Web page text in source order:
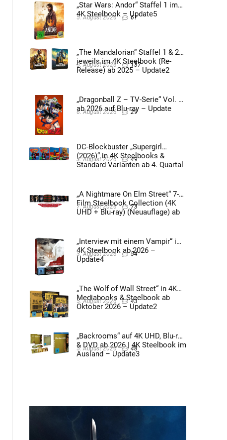
„Star Wars: Andor“ Staffel 1 im
4K Steelbook – Update5
5. August 2026 61
„The Mandalorian“ Staffel 1 & 2
jeweils im 4K Steelbook (Re-
Release) ab 2025 – Update2
5. August 2026 137
„Dragonball Z – TV-Serie“ Vol. 4
ab 2026 auf Blu-ray – Update
6. August 2026 29
DC-Blockbuster „Supergirl
(2026)“ in 4K Steelbooks &
Standard Varianten ab 4. Quartal
3. August 2026 49
„A Nightmare On Elm Street“ 7-
Film Steelbook Collection (4K
UHD + Blu-ray) (Neuauflage) ab
7. August 2026 73
„Interview mit einem Vampir“ im
4K Steelbook ab 2026 –
Update4
3. August 2026 54
„The Wolf of Wall Street“ in 4K
Mediabooks & Steelbook ab
Oktober 2026 – Update2
5. August 2026 43
„Backrooms“ auf 4K UHD, Blu-ray
& DVD ab 2026 | 4K Steelbook im
Ausland – Update3
5. August 2026 48